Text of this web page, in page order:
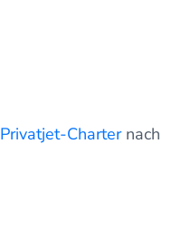
Privatjet-Charternach